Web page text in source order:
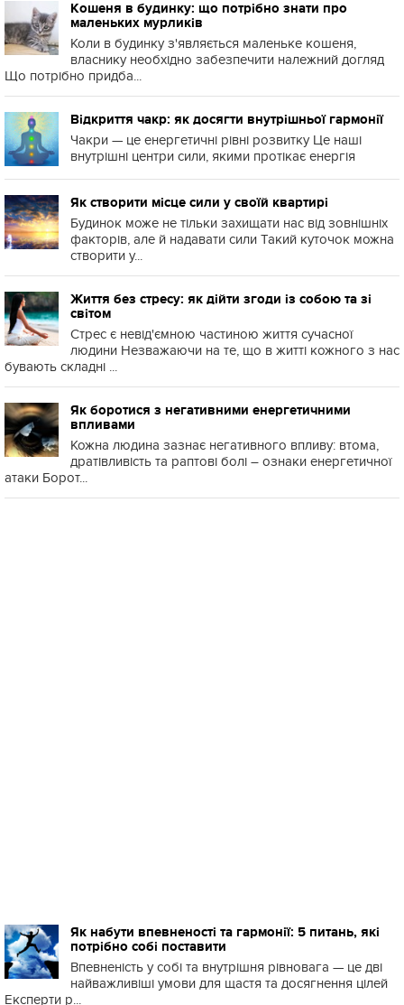
Кошеня в будинку: що потрібно знати про
маленьких мурликів
Коли в будинку з'являється маленьке кошеня,
власнику необхідно забезпечити належний догляд
Що потрібно придба...
Відкриття чакр: як досягти внутрішньої гармонії
Чакри — це енергетичні рівні розвитку Це наші
внутрішні центри сили, якими протікає енергія
Як створити місце сили у своїй квартирі
Будинок може не тільки захищати нас від зовнішніх
факторів, але й надавати сили Такий куточок можна
створити у...
Життя без стресу: як дійти згоди із собою та зі
світом
Стрес є невід'ємною частиною життя сучасної
людини Незважаючи на те, що в житті кожного з нас
бувають складні ...
Як боротися з негативними енергетичними
впливами
Кожна людина зазнає негативного впливу: втома,
дратівливість та раптові болі – ознаки енергетичної
атаки Борот...
Як набути впевненості та гармонії: 5 питань, які
потрібно собі поставити
Впевненість у собі та внутрішня рівновага — це дві
найважливіші умови для щастя та досягнення цілей
Експерти р...